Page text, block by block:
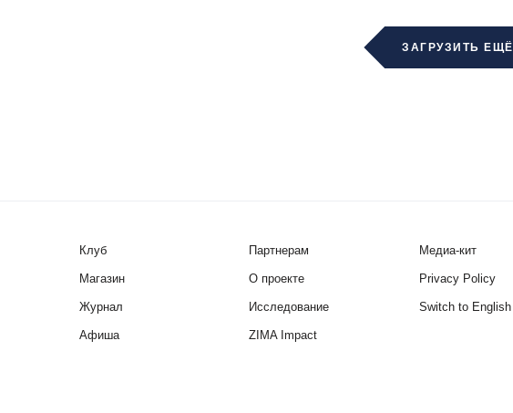
ЗАГРУЗИТЬ ЕЩЁ
Клуб
Магазин
Журнал
Афиша
Партнерам
О проекте
Исследование
ZIMA Impact
Медиа-кит
Privacy Policy
Switch to English